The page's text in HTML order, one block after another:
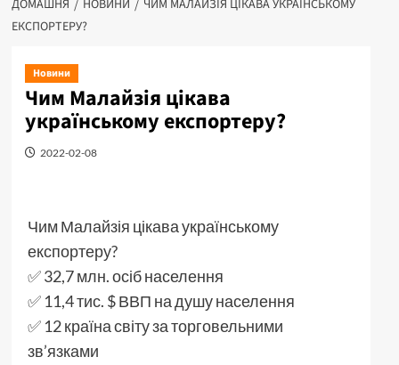
ДОМАШНЯ НОВИНИ
ЧИМ МАЛАЙЗІЯ ЦІКАВА УКРАЇНСЬКОМУ
ЕКСПОРТЕРУ?
Новини
Чим Малайзія цікава
українському експортеру?
2022-02-08
Чим Малайзія цікава українському
експортеру?
✅ 32,7 млн. осіб населення
✅ 11,4 тис. $ ВВП на душу населення
✅ 12 країна світу за торговельними
зв’язками